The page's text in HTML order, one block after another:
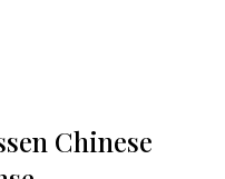
Chinese